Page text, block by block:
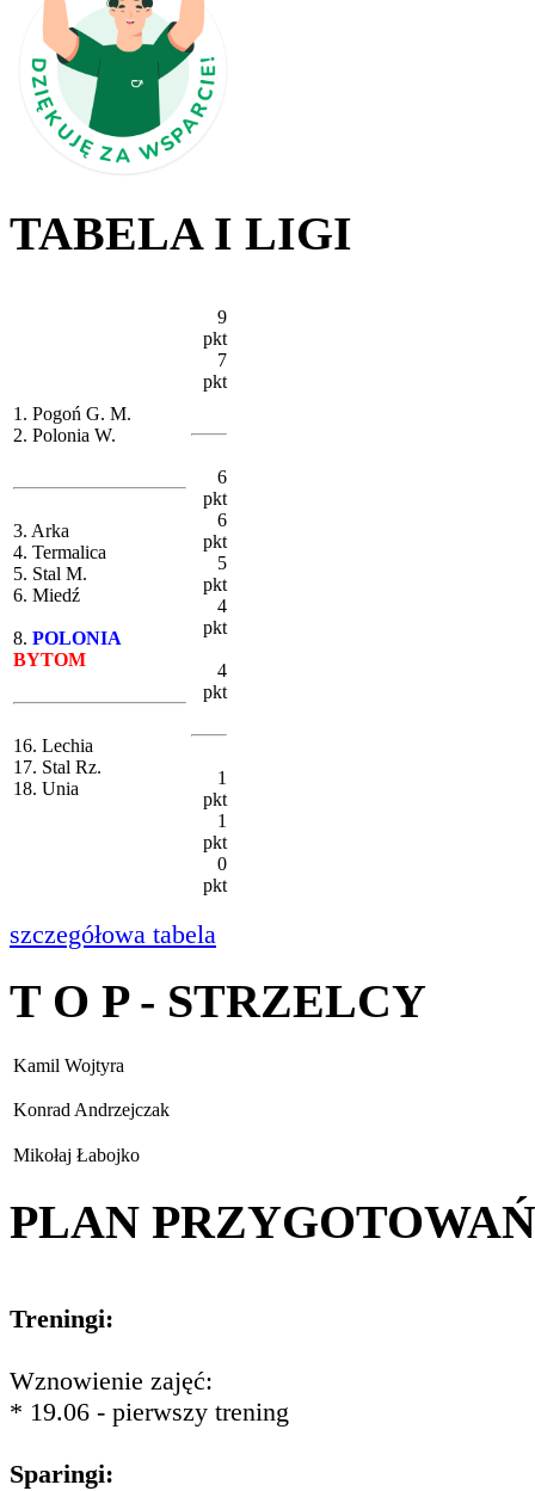
TABELA I LIGI
1. Pogoń G. M.
2. Polonia W.
3. Arka
4. Termalica
5. Stal M.
6. Miedź
8. POLONIA
BYTOM
16. Lechia
17. Stal Rz.
18. Unia
9
pkt
7
pkt
6
pkt
6
pkt
5
pkt
4
pkt
4
pkt
1
pkt
1
pkt
0
pkt
szczegółowa tabela
T O P - STRZELCY
Kamil Wojtyra
Konrad Andrzejczak
Mikołaj Łabojko
PLAN PRZYGOTOWAŃ
Treningi:
Wznowienie zajęć:
* 19.06 - pierwszy trening
Sparingi: